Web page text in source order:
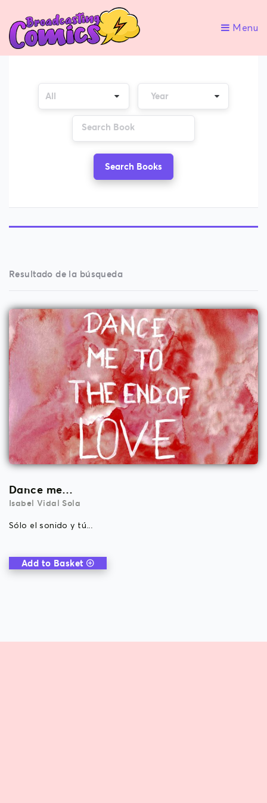
Menu
Search Books
Resultado de la búsqueda
Dance me…
Isabel Vidal Sola
Sólo el sonido y tú...
Add to Basket